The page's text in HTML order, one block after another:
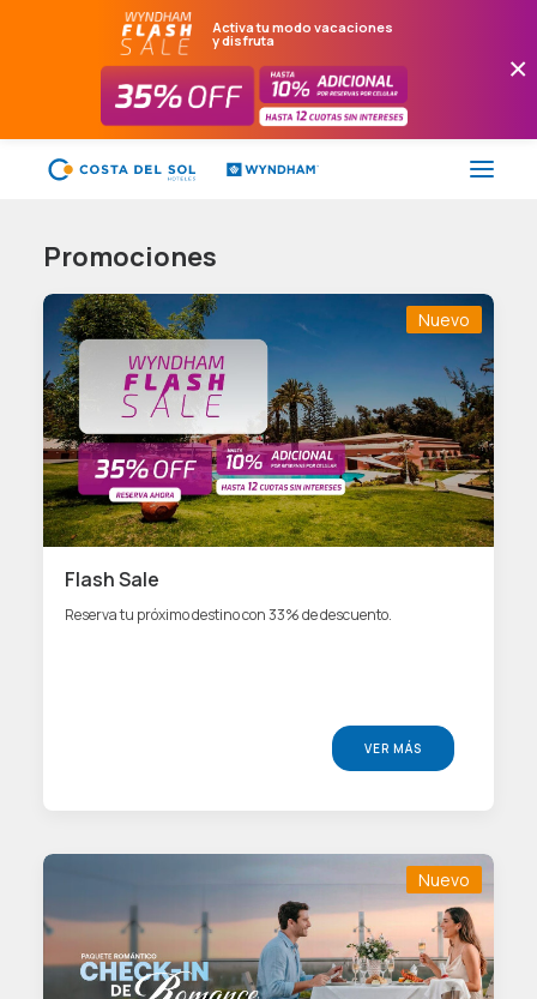
×
Activa tu modo vacaciones
y disfruta
HOTELES
PAQUETES
PROMOCIONES
EVENTOS
RESTAURANTES
Promociones
Nuevo
Flash Sale
Reserva tu próximo destino con 33% de descuento.
VER MÁS
Nuevo